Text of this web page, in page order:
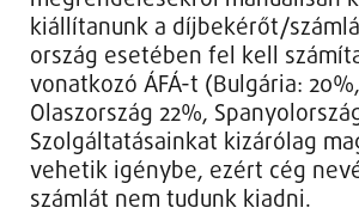
kiállítanunk a díjbekérőt/
ország esetében fel kell
vonatkozó ÁFÁ-t (Bulgária:
Olaszország 22%,
Szolgáltatásainkat kizárólag
vehetik igénybe, ezért cég
számlát nem tudunk kiadni.